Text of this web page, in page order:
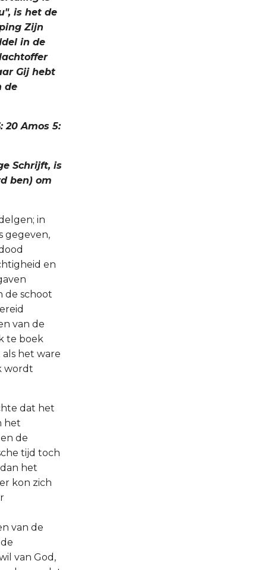
is het de
Zijn
in de
Gij hebt
de
20 Amos 5:
Schrijft, is
ben) om
in
gegeven,
en
de schoot
van de
te boek
het ware
wordt
dat het
het
de
tijd toch
het
kon zich
van de
van God,